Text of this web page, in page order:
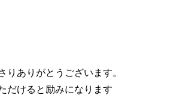
りありがとうございます。
だけると励みになります